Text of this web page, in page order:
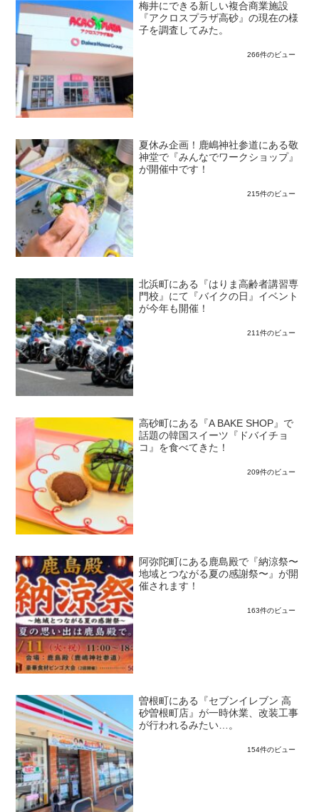
梅井にできる新しい複合商業施設
『アクロスプラザ高砂』の現在の様
子を調査してみた。
266件のビュー
夏休み企画！鹿嶋神社参道にある敬
神堂で『みんなでワークショップ』
が開催中です！
215件のビュー
北浜町にある『はりま高齢者講習専
門校』にて『バイクの日』イベント
が今年も開催！
211件のビュー
高砂町にある『A BAKE SHOP』で
話題の韓国スイーツ『ドバイチョ
コ』を食べてきた！
209件のビュー
阿弥陀町にある鹿島殿で『納涼祭〜
地域とつながる夏の感謝祭〜』が開
催されます！
163件のビュー
曽根町にある『セブンイレブン 高
砂曽根町店』が一時休業、改装工事
が行われるみたい…。
154件のビュー